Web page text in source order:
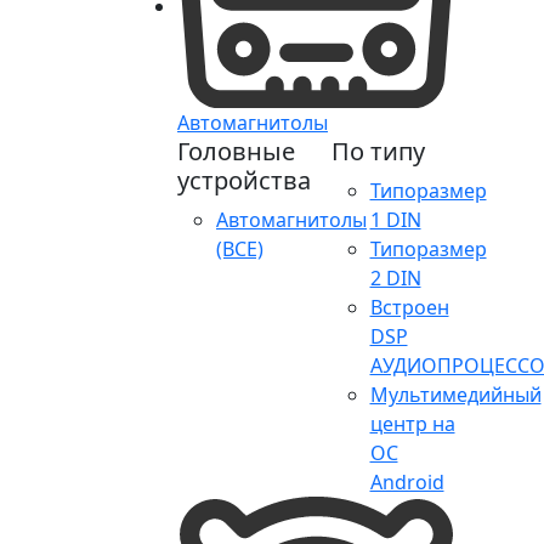
Автомагнитолы
Головные
устройства
Автомагнитолы
(ВСЕ)
По типу
Типоразмер
1 DIN
Типоразмер
2 DIN
Встроен
DSP
Мультимедийный
центр на
ОС
Android